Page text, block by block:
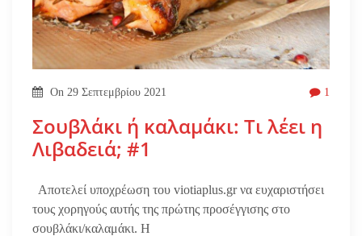
On 29 Σεπτεμβρίου 2021 1
Σουβλάκι ή καλαμάκι: Τι λέει η
Λιβαδειά; #1
Αποτελεί υποχρέωση του viotiaplus.gr να ευχαριστήσει
τους χορηγούς αυτής της πρώτης προσέγγισης στο
σουβλάκι/καλαμάκι. Η